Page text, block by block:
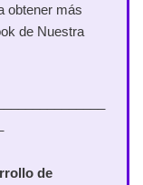
obtener más
de Nuestra
de